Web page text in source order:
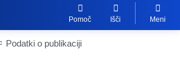
Pomoč Išči Meni
Podatki o publikaciji